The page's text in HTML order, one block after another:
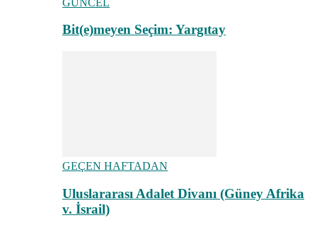
Bit(e)meyen Seçim: Yargıtay
GEÇEN HAFTADAN
Uluslararası Adalet Divanı (Güney Afrika
v. İsrail)